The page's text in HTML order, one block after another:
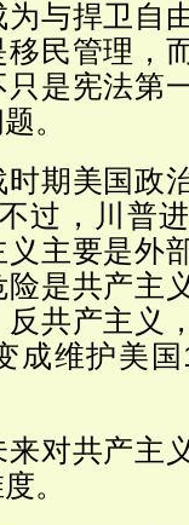
与捍卫自
民管理，
是宪法第
。
期美国政
过，川普
主要是外
是共产主
共产主义
成维护美
对共产主
。